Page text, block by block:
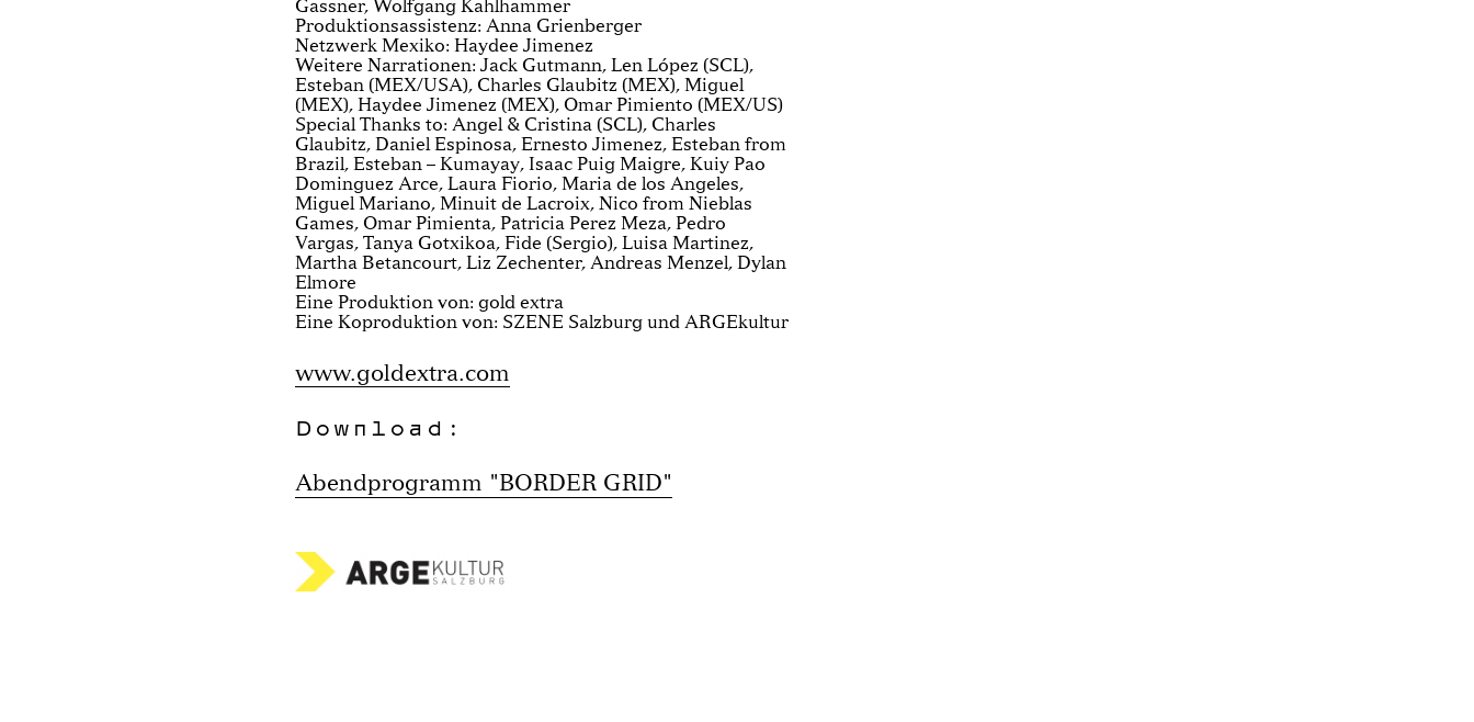
Gassner, Wolfgang Kahlhammer
Produktionsassistenz: Anna Grienberger
Netzwerk Mexiko: Haydee Jimenez
Weitere Narrationen: Jack Gutmann, Len López (SCL),
Esteban (MEX/USA), Charles Glaubitz (MEX), Miguel
(MEX), Haydee Jimenez (MEX), Omar Pimiento (MEX/US)
Special Thanks to: Angel & Cristina (SCL), Charles
Glaubitz, Daniel Espinosa, Ernesto Jimenez, Esteban from
Brazil, Esteban – Kumayay, Isaac Puig Maigre, Kuiy Pao
Dominguez Arce, Laura Fiorio, Maria de los Angeles,
Miguel Mariano, Minuit de Lacroix, Nico from Nieblas
Games, Omar Pimienta, Patricia Perez Meza, Pedro
Vargas, Tanya Gotxikoa, Fide (Sergio), Luisa Martinez,
Martha Betancourt, Liz Zechenter, Andreas Menzel, Dylan
Elmore
Eine Produktion von: gold extra
Eine Koproduktion von: SZENE Salzburg und ARGEkultur
www.goldextra.com
Download:
Abendprogramm "BORDER GRID"